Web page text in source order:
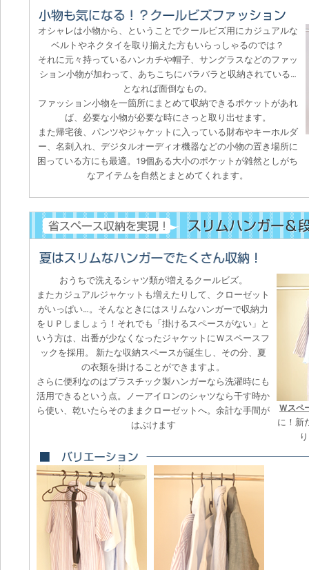
オシャレは小物から、ということでクールビズ用にカジュアルな
ベルトやネクタイを取り揃えた方もいらっしゃるのでは？
それに元々持っているハンカチや帽子、サングラスなどのファッ
ション小物が加わって、あちこちにバラバラと収納されている…
となれば面倒なもの。
ファッション小物を一箇所にまとめて収納できるポケットがあれ
ば、必要な小物が必要な時にさっと取り出せます。
また帰宅後、パンツやジャケットに入っている財布やキーホルダ
ー、名刺入れ、デジタルオーディオ機器などの小物の置き場所に
困っている方にも最適。19個ある大小のポケットが雑然としがち
なアイテムを自然とまとめてくれます。
おうちで洗えるシャツ類が増えるクールビズ。
またカジュアルジャケットも増えたりして、クローゼット
がいっぱい…。そんなときにはスリムなハンガーで収納力
をＵＰしましょう！それでも「掛けるスペースがない」と
いう方は、出番が少なくなったジャケットにＷスペースフ
ックを採用。 新たな収納スペースが誕生し、その分、夏
の衣類を掛けることができますよ。
さらに便利なのはプラスチック製ハンガーなら洗濯時にも
活用できるという点。ノーアイロンのシャツなら干す時か
ら使い、乾いたらそのままクローゼットへ。余計な手間が
はぶけます
Wスペ
に！新